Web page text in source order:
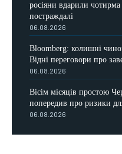
росіяни вдарили
постраждалі
06.08.2026
Bloomberg: колишні
Відні переговори про
06.08.2026
Вісім місяців простою
попередив про ризики
06.08.2026